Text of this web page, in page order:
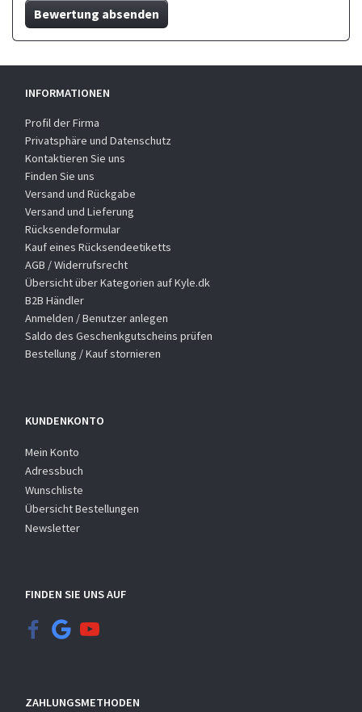
Bewertung absenden
INFORMATIONEN
Profil der Firma
Privatsphäre und Datenschutz
Kontaktieren Sie uns
Finden Sie uns
Versand und Rückgabe
Versand und Lieferung
Rücksendeformular
Kauf eines Rücksendeetiketts
AGB / Widerrufsrecht
Übersicht über Kategorien auf Kyle.dk
B2B Händler
Anmelden / Benutzer anlegen
Saldo des Geschenkgutscheins prüfen
Bestellung / Kauf stornieren
KUNDENKONTO
Mein Konto
Adressbuch
Wunschliste
Übersicht Bestellungen
Newsletter
FINDEN SIE UNS AUF
ZAHLUNGSMETHODEN